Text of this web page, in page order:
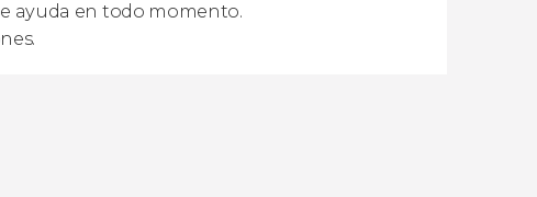
ayuda en todo momento.